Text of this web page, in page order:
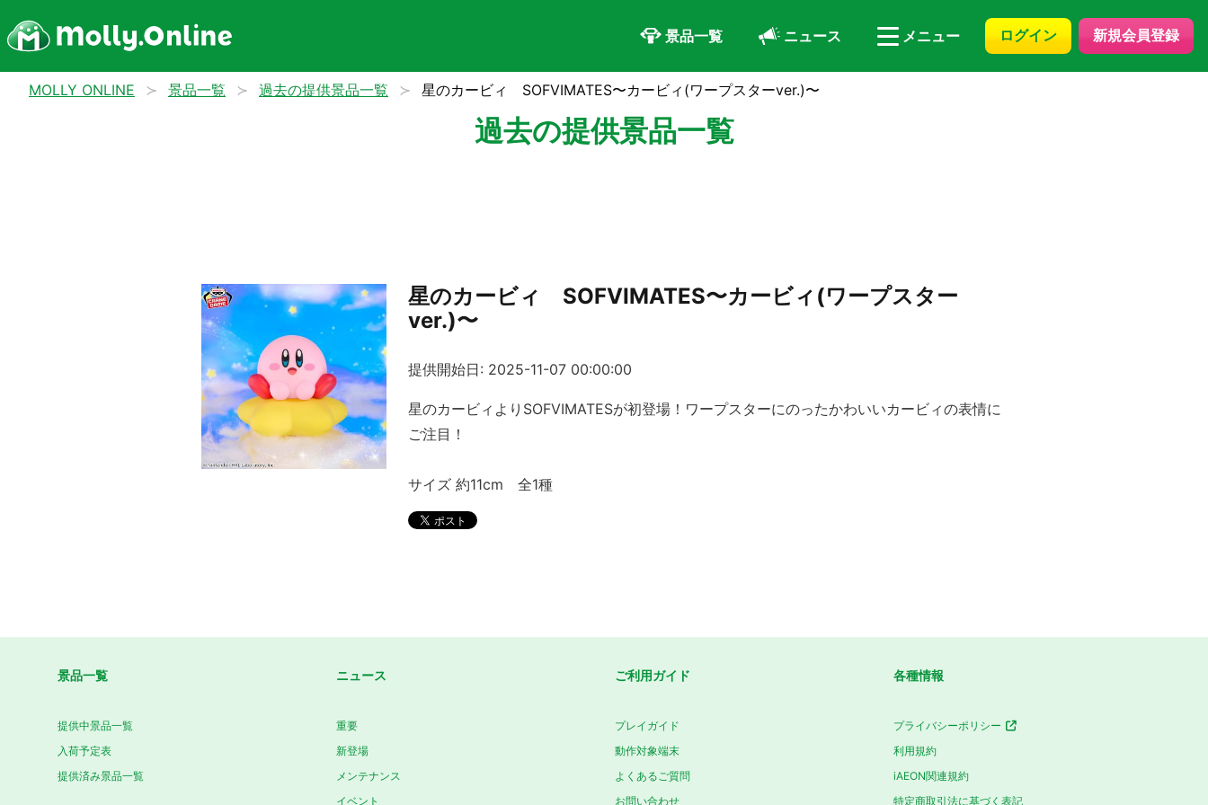
景品一覧 ニュース メニュー ログイン 新規会員登録
MOLLY ONLINE 景品一覧 過去の提供景品一覧 星のカービィ SOFVIMATES〜カービィ(ワープスターver.)〜
過去の提供景品一覧
星のカービィ SOFVIMATES〜カービィ(ワープスター
ver.)〜
提供開始日: 2025-11-07 00:00:00
星のカービィよりSOFVIMATESが初登場！ワープスターにのったかわいいカービィの表情に
ご注目！
サイズ 約11cm 全1種
景品一覧
提供中景品一覧
入荷予定表
提供済み景品一覧
ニュース
重要
新登場
メンテナンス
イベント
ご利用ガイド
プレイガイド
動作対象端末
よくあるご質問
お問い合わせ
各種情報
プライバシーポリシー
利用規約
iAEON関連規約
特定商取引法に基づく表記